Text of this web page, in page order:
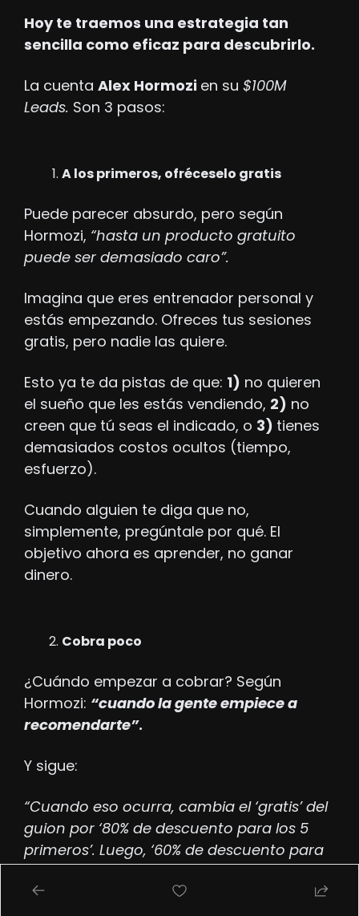
Hoy te traemos una estrategia tan
sencilla como eficaz para descubrirlo.
La cuenta Alex Hormozi en su $100M
Leads. Son 3 pasos:
A los primeros, ofréceselo gratis
Puede parecer absurdo, pero según
Hormozi, “hasta un producto gratuito
puede ser demasiado caro”.
Imagina que eres entrenador personal y
estás empezando. Ofreces tus sesiones
gratis, pero nadie las quiere.
Esto ya te da pistas de que: 1) no quieren
el sueño que les estás vendiendo, 2) no
creen que tú seas el indicado, o 3) tienes
demasiados costos ocultos (tiempo,
esfuerzo).
Cuando alguien te diga que no,
simplemente, pregúntale por qué. El
objetivo ahora es aprender, no ganar
dinero.
Cobra poco
¿Cuándo empezar a cobrar? Según
Hormozi: “cuando la gente empiece a
recomendarte”.
Y sigue:
“Cuando eso ocurra, cambia el ‘gratis’ del
guion por ‘80% de descuento para los 5
primeros’. Luego, ‘60% de descuento para
los próximos cinco’, y así sucesivamente.”